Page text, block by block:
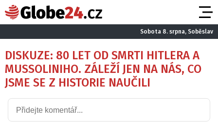
Sobota 8. srpna, Soběslav
DISKUZE: 80 LET OD SMRTI HITLERA A
MUSSOLINIHO. ZÁLEŽÍ JEN NA NÁS, CO
JSME SE Z HISTORIE NAUČILI